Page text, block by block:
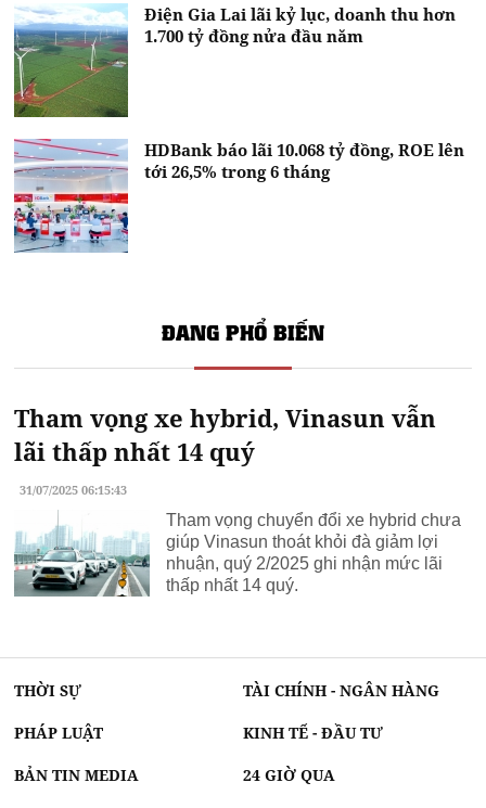
Điện Gia Lai lãi kỷ lục, doanh thu hơn
1.700 tỷ đồng nửa đầu năm
HDBank báo lãi 10.068 tỷ đồng, ROE lên
tới 26,5% trong 6 tháng
ĐANG PHỔ BIẾN
Tham vọng xe hybrid, Vinasun vẫn
lãi thấp nhất 14 quý
31/07/2025 06:15:43
Tham vọng chuyển đổi xe hybrid chưa
giúp Vinasun thoát khỏi đà giảm lợi
nhuận, quý 2/2025 ghi nhận mức lãi
thấp nhất 14 quý.
THỜI SỰ TÀI CHÍNH - NGÂN HÀNG
PHÁP LUẬT KINH TẾ - ĐẦU TƯ
BẢN TIN MEDIA 24 GIỜ QUA